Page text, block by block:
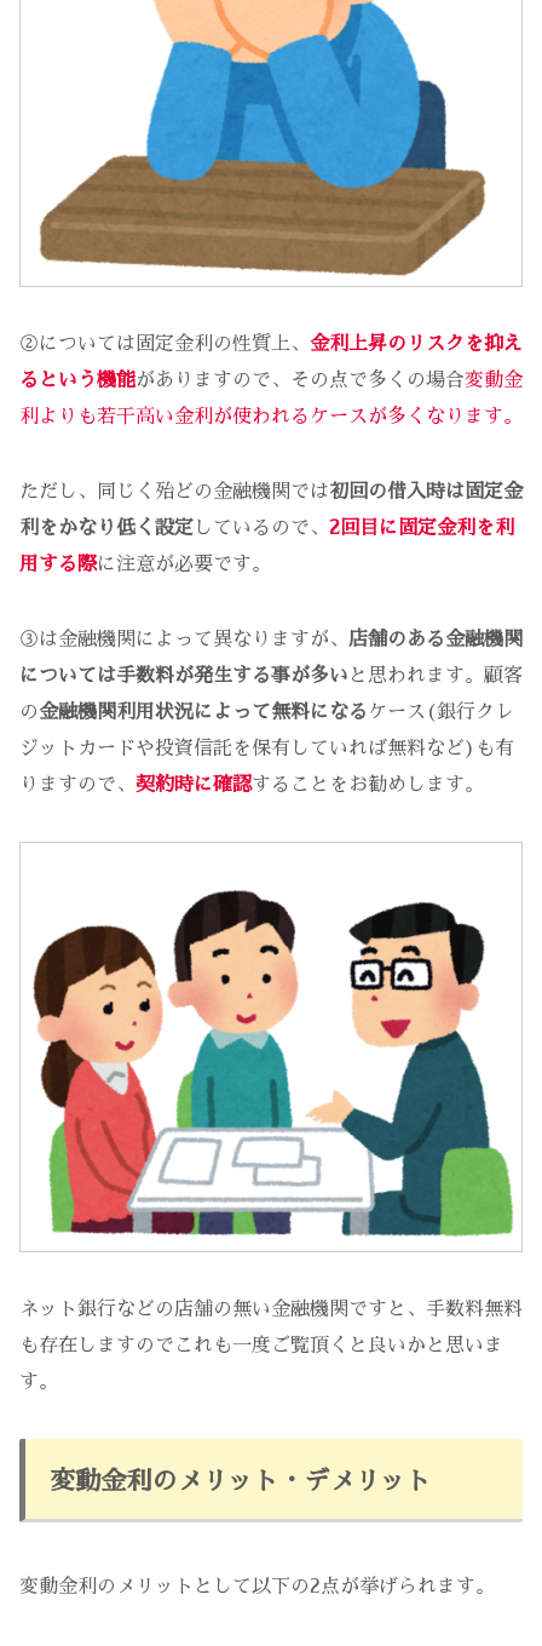
②については固定金利の性質上、 金利上昇のリスクを抑え
るという機能がありますので、その点で多くの場合変動金
利よりも若干高い金利が使われるケースが多くなります。
ただし、同じく殆どの金融機関では初回の借入時は固定金
利をかなり低く設定 しているので、 2回目に固定金利を利
用する際に注意が必要です。
③は金融機関によって異なりますが、 店舗のある金融機関
については手数料が発生する事が多い と思われます。顧客
の金融機関利用状況によって無料になる ケース(銀行クレ
ジットカードや投資信託を保有していれば無料など)も有
りますので、 契約時に確認することをお勧めします。
ネット銀行などの店舗の無い金融機関ですと、手数料無料
も存在しますのでこれも一度ご覧頂くと良いかと思いま
す。
変動金利のメリット・デメリット
変動金利のメリットとして以下の2点が挙げられます。